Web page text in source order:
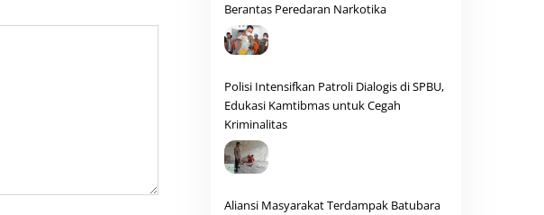
Berantas Peredaran Narkotika
Polisi Intensifkan Patroli Dialogis di SPBU,
Edukasi Kamtibmas untuk Cegah
Kriminalitas
Aliansi Masyarakat Terdampak Batubara